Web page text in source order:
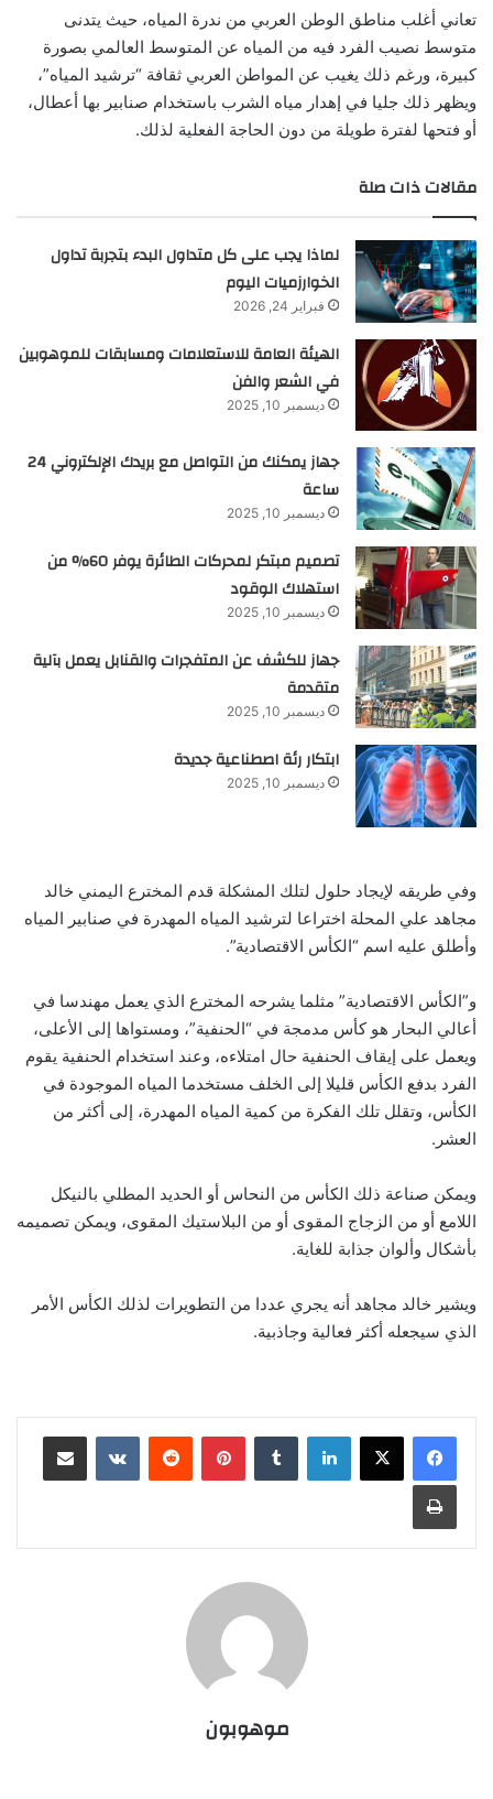
تعاني أغلب مناطق الوطن العربي من ندرة المياه، حيث يتدنى
متوسط نصيب الفرد فيه من المياه عن المتوسط العالمي بصورة
كبيرة، ورغم ذلك يغيب عن المواطن العربي ثقافة “ترشيد المياه”،
ويظهر ذلك جليا في إهدار مياه الشرب باستخدام صنابير بها أعطال،
أو فتحها لفترة طويلة من دون الحاجة الفعلية لذلك.
مقالات ذات صلة
لماذا يجب على كل متداول البدء بتجربة تداول
الخوارزميات اليوم
فبراير 24, 2026
الهيئة العامة للاستعلامات ومسابقات للموهوبين
في الشعر والفن
ديسمبر 10, 2025
جهاز يمكنك من التواصل مع بريدك الإلكتروني 24
ساعة
ديسمبر 10, 2025
تصميم مبتكر لمحركات الطائرة يوفر 60% من
استهلاك الوقود
ديسمبر 10, 2025
جهاز للكشف عن المتفجرات والقنابل يعمل بآلية
متقدمة
ديسمبر 10, 2025
ابتكار رئة اصطناعية جديدة
ديسمبر 10, 2025
وفي طريقه لإيجاد حلول لتلك المشكلة قدم المخترع اليمني خالد
مجاهد علي المحلة اختراعا لترشيد المياه المهدرة في صنابير المياه
وأطلق عليه اسم “الكأس الاقتصادية”.
و”الكأس الاقتصادية” مثلما يشرحه المخترع الذي يعمل مهندسا في
أعالي البحار هو كأس مدمجة في “الحنفية”، ومستواها إلى الأعلى،
ويعمل على إيقاف الحنفية حال امتلاءه، وعند استخدام الحنفية يقوم
الفرد بدفع الكأس قليلا إلى الخلف مستخدما المياه الموجودة في
الكأس، وتقلل تلك الفكرة من كمية المياه المهدرة، إلى أكثر من
العشر.
ويمكن صناعة ذلك الكأس من النحاس أو الحديد المطلي بالنيكل
اللامع أو من الزجاج المقوى أو من البلاستيك المقوى، ويمكن تصميمه
بأشكال وألوان جذابة للغاية.
ويشير خالد مجاهد أنه يجري عددا من التطويرات لذلك الكأس الأمر
الذي سيجعله أكثر فعالية وجاذبية.
لينكدإن بينتيريست
موهوبون